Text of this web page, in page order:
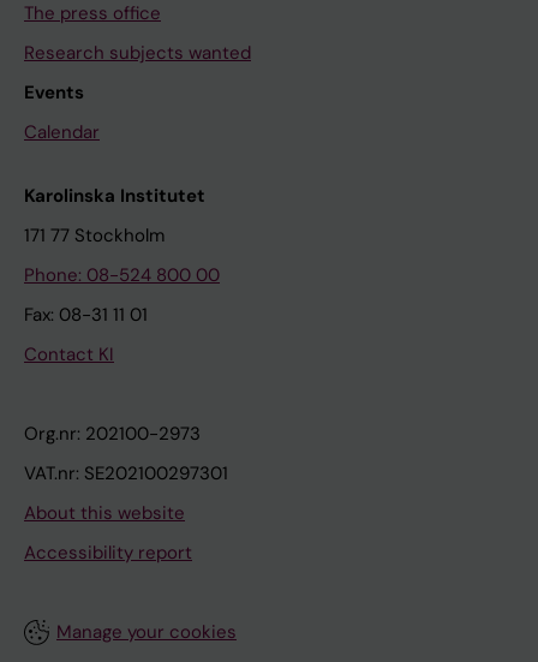
The press office
Research subjects wanted
Events
Calendar
Karolinska Institutet
171 77 Stockholm
Phone: 08-524 800 00
Fax: 08-31 11 01
Contact KI
Org.nr: 202100-2973
VAT.nr: SE202100297301
About this website
Accessibility report
Manage your cookies